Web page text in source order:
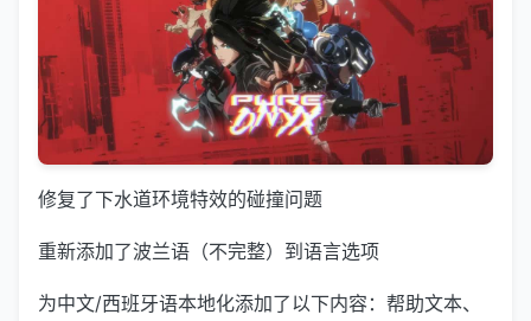
修复了下水道环境特效的碰撞问题
重新添加了波兰语（不完整）到语言选项
为中文/西班牙语本地化添加了以下内容：帮助文本、